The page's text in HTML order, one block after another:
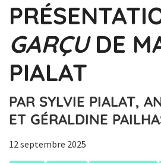
GARÇUDE
PIALAT
PAR SYLVIE PIALAT,
ET GÉRALDINE
12 septembre 2025